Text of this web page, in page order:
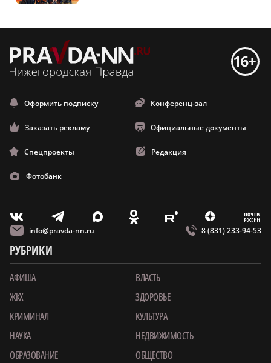
Оформить подписку Конференц-зал
Заказать рекламу Официальные документы
Спецпроекты Редакция
Фотобанк
V T X O E Z m
info@pravda-nn.ru 8 (831) 233-94-53
РУБРИКИ
АФИША
ВЛАСТЬ
ЖКХ
ЗДОРОВЬЕ
КРИМИНАЛ
КУЛЬТУРА
НАУКА
НЕДВИЖИМОСТЬ
ОБРАЗОВАНИЕ
ОБЩЕСТВО